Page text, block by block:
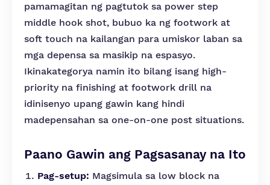
pamamagitan ng pagtutok sa power step
middle hook shot, bubuo ka ng footwork at
soft touch na kailangan para umiskor laban sa
mga depensa sa masikip na espasyo.
Ikinakategorya namin ito bilang isang high-
priority na finishing at footwork drill na
idinisenyo upang gawin kang hindi
madepensahan sa one-on-one post situations.
Paano Gawin ang Pagsasanay na Ito
Pag-setup: Magsimula sa low block na